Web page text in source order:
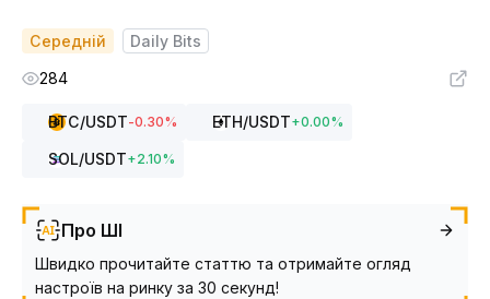
Середній
Daily Bits
284
BTC/USDT-0.30% ETH/USDT+0.00%
SOL/USDT+2.10%
Про ШІ
Швидко прочитайте статтю та отримайте огляд
настроїв на ринку за 30 секунд!